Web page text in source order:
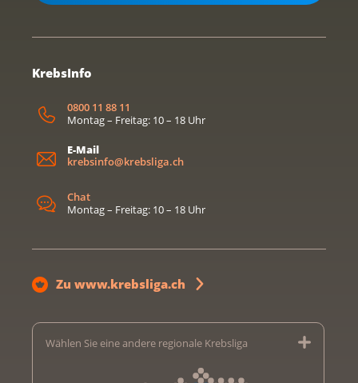
KrebsInfo
0800 11 88 11
Montag – Freitag: 10 – 18 Uhr
E-Mail
krebsinfo@krebsliga.ch
Chat
Montag – Freitag: 10 – 18 Uhr
Zu www.krebsliga.ch
Wählen Sie eine andere regionale Krebsliga